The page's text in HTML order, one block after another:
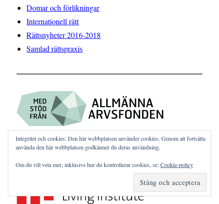
Domar och förlikningar
Internationell rätt
Rättsnyheter 2016-2018
Samlad rättspraxis
Artikel 19 som verktygav
Integritet och cookies: Den här webbplatsen använder cookies. Genom att fortsätta
använda den här webbplatsen godkänner du deras användning.
Om du vill veta mer, inklusive hur du kontrollerar cookies, se:Cookie-policy